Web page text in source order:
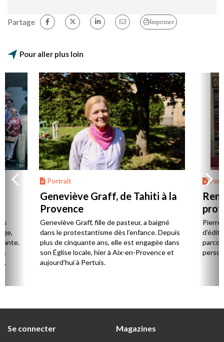
Partage Imprimer
Pour aller plus loin
Portrait
Geneviève Graff, de Tahiti à la
Provence
Geneviève Graff, fille de pasteur, a baigné
dans le protestantisme dès l’enfance. Depuis
plus de cinquante ans, elle est engagée dans
son Église locale, hier à Aix-en-Provence et
aujourd’hui à Pertuis.
Se connecter
Magazines